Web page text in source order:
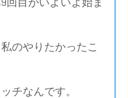
のやりたかったこ
チなんです。